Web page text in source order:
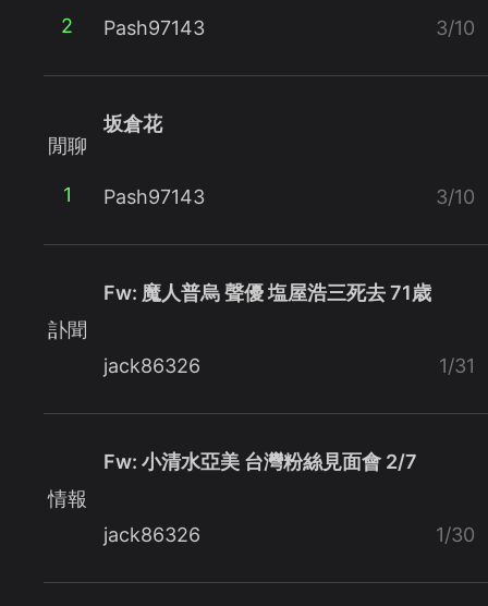
2 Pash97143 3/10
閒聊
1
坂倉花
Pash97143 3/10
訃聞
Fw: 魔人普烏 聲優 塩屋浩三死去 71歳
jack86326 1/31
情報
Fw: 小清水亞美 台灣粉絲見面會 2/7
jack86326 1/30